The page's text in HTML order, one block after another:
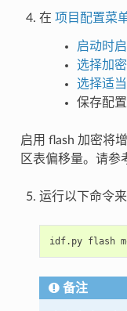
在 项目配置菜
启动时
选择加
选择适
保存配
启用 flash 加密将
区表偏移量。请参
运行以下命令
idf.py flash
备注